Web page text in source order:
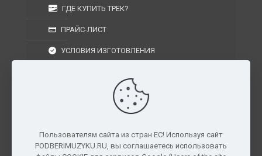
ГДЕ КУПИТЬ ТРЕК?
ПРАЙС-ЛИСТ
УСЛОВИЯ ИЗГОТОВЛЕНИЯ
УСЛОВИЯ ВОЗВРАТА
г. Москва, Московская область, Центральный
Пользователям сайта из стран ЕС! Используя сайт
PODBERIMUZYKU.RU, вы соглашаетесь использовать